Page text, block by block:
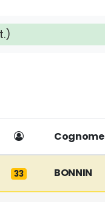
Cognome
33 BONNIN